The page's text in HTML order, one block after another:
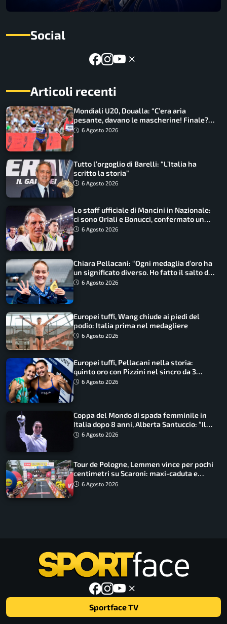
Social
Articoli recenti
Mondiali U20, Doualla: “C’era aria
pesante, davano le mascherine! Finale?
Non ho nulla da perdere”
6 Agosto 2026
Tutto l’orgoglio di Barelli: “L’Italia ha
scritto la storia”
6 Agosto 2026
Lo staff ufficiale di Mancini in Nazionale:
ci sono Oriali e Bonucci, confermato un
ritorno
6 Agosto 2026
Chiara Pellacani: “Ogni medaglia d’oro ha
un significato diverso. Ho fatto il salto di
qualità”
6 Agosto 2026
Europei tuffi, Wang chiude ai piedi del
podio: Italia prima nel medagliere
6 Agosto 2026
Europei tuffi, Pellacani nella storia:
quinto oro con Pizzini nel sincro da 3
metri
6 Agosto 2026
Coppa del Mondo di spada femminile in
Italia dopo 8 anni, Alberta Santuccio: “Il
lavoro dà sempre i suoi frutti”
6 Agosto 2026
Tour de Pologne, Lemmen vince per pochi
centimetri su Scaroni: maxi-caduta e
tappa accorciata
6 Agosto 2026
Sportface TV